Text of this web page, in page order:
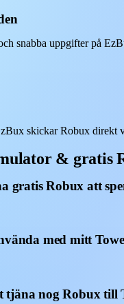
snabba uppgifter på
skickar Robux direkt
& gratis
gratis Robux att
med mitt
nog Robux till